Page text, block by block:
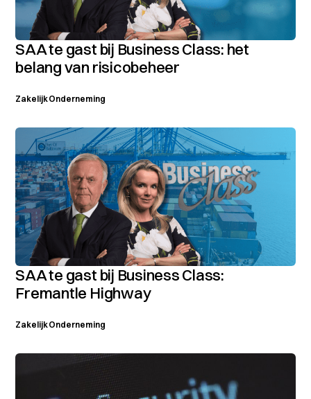
SAA te gast bij Business Class: het
belang van risicobeheer
ZakelijkOnderneming
SAA te gast bij Business Class:
Fremantle Highway
ZakelijkOnderneming